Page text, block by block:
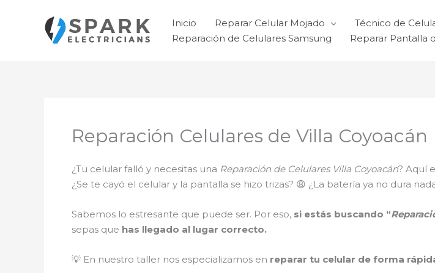
contenido
Inicio Reparar Celular Mojado Técnico de
Reparación de Celulares Samsung
Reparar Pantalla
Reparación Celulares de Villa Coyoacán
¿Tu celular falló y necesitas una Reparación de Celulares Villa Coyoacán? Aquí
¿Se te cayó el celular y la pantalla se hizo trizas? 😩 ¿La batería ya no dura
Sabemos lo estresante que puede ser. Por eso, si estás buscando “
sepas que has llegado al lugar correcto.
💡 En nuestro taller nos especializamos en reparar tu celular de forma